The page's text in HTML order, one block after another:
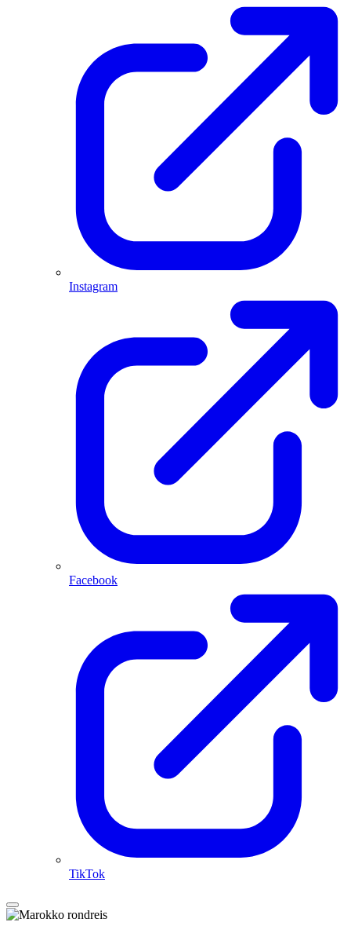
Instagram
Facebook
TikTok